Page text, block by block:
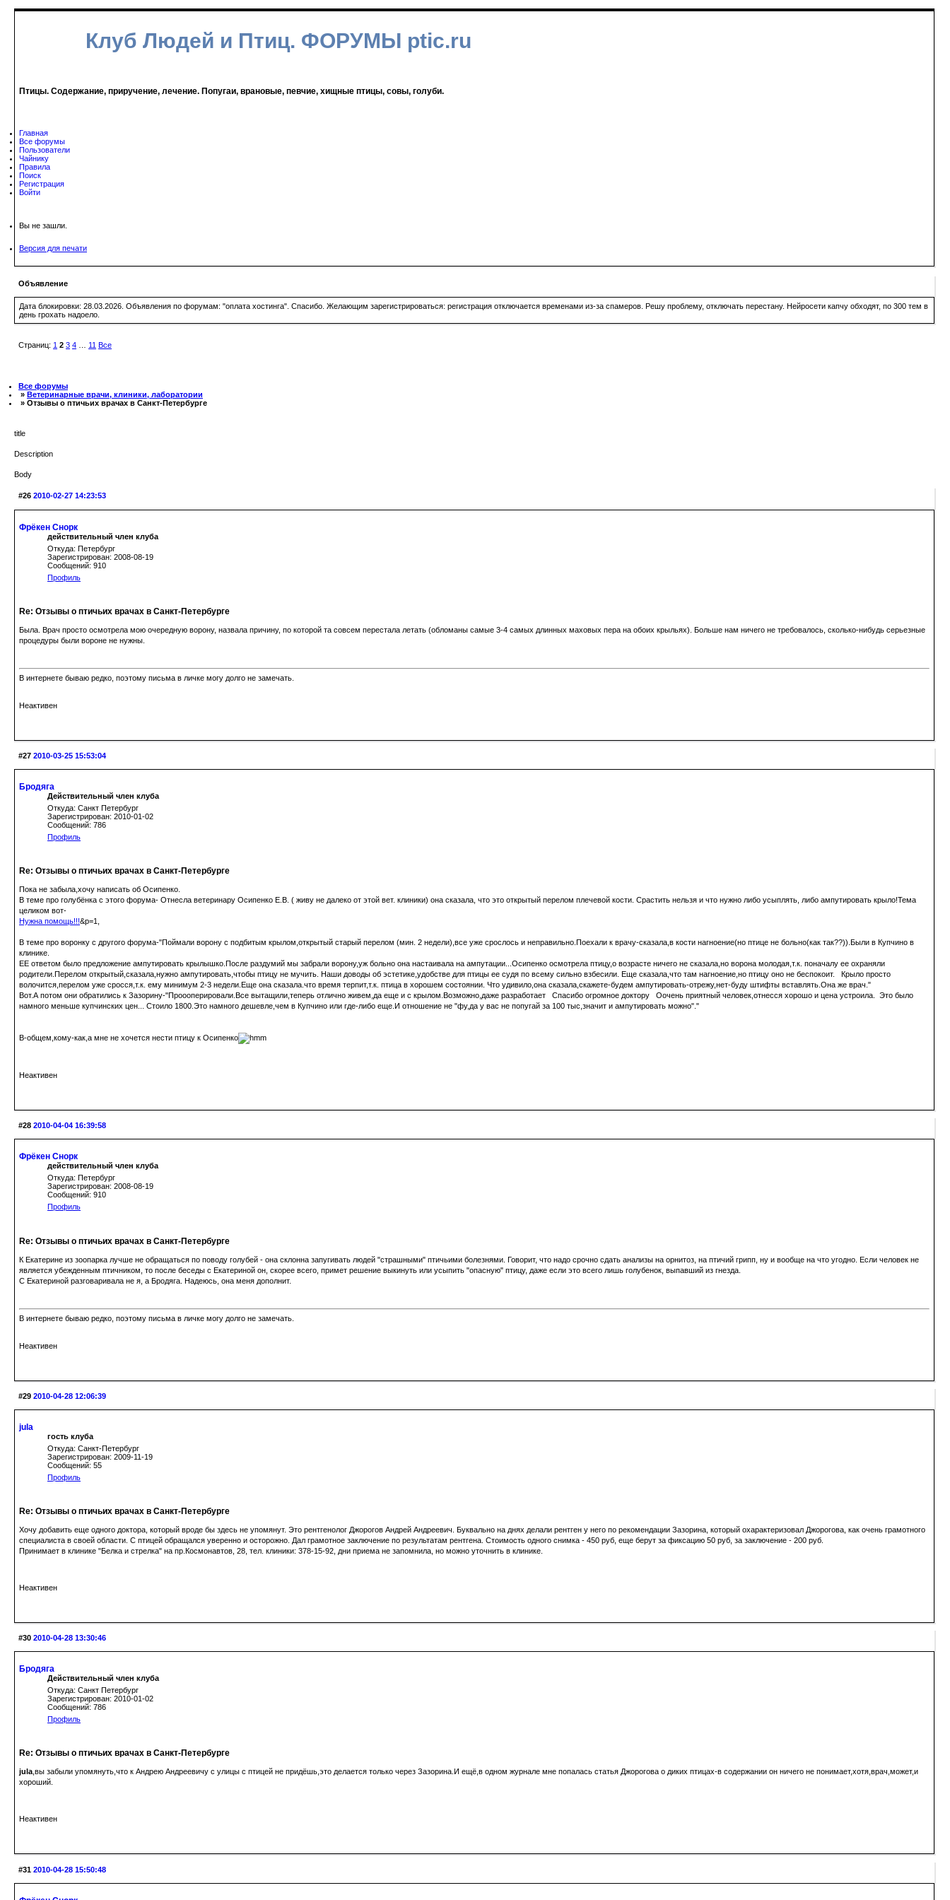
Клуб Людей и Птиц. ФОРУМЫ ptic.ru
Птицы. Содержание, приручение, лечение. Попугаи, врановые, певчие, хищные птицы, совы, голуби.
Главная
Все форумы
Пользователи
Чайнику
Правила
Поиск
Регистрация
Войти
Вы не зашли.
Версия для печати
Объявление
Дата блокировки: 28.03.2026. Объявления по форумам: "оплата хостинга". Спасибо. Желающим зарегистрироваться: регистрация отключается временами из-за спамеров. Решу проблему, отключать перестану. Нейросети капчу обходят, по 300 тем в
день грохать надоело.
Страниц: 1 2 3 4 … 11 Все
Все форумы
» Ветеринарные врачи, клиники, лаборатории
» Отзывы о птичьих врачах в Санкт-Петербурге
title
Description
Body
#26 2010-02-27 14:23:53
Фрёкен Снорк
действительный член клуба
Откуда: Петербург
Зарегистрирован: 2008-08-19
Сообщений: 910
Профиль
Re: Отзывы о птичьих врачах в Санкт-Петербурге
Была. Врач просто осмотрела мою очередную ворону, назвала причину, по которой та совсем перестала летать (обломаны самые 3-4 самых длинных маховых пера на обоих крыльях). Больше нам ничего не требовалось, сколько-нибудь серьезные
процедуры были вороне не нужны.
В интернете бываю редко, поэтому письма в личке могу долго не замечать.
Неактивен
#27 2010-03-25 15:53:04
Бродяга
Действительный член клуба
Откуда: Санкт Петербург
Зарегистрирован: 2010-01-02
Сообщений: 786
Профиль
Re: Отзывы о птичьих врачах в Санкт-Петербурге
Пока не забыла,хочу написать об Осипенко.
В теме про голубёнка с этого форума- Отнесла ветеринару Осипенко Е.В. ( живу не далеко от этой вет. клиники) она сказала, что это открытый перелом плечевой кости. Срастить нельзя и что нужно либо усыплять, либо ампутировать крыло!Тема
целиком вот-
Нужна помощь!!!&p=1,
В теме про воронку с другого форума-"Поймали ворону с подбитым крылом,открытый старый перелом (мин. 2 недели),все уже срослось и неправильно.Поехали к врачу-сказала,в кости нагноение(но птице не больно(как так??)).Были в Купчино в
клинике.
ЕЕ ответом было предложение ампутировать крылышко.После раздумий мы забрали ворону,уж больно она настаивала на ампутации...Осипенко осмотрела птицу,о возрасте ничего не сказала,но ворона молодая,т.к. поначалу ее охраняли
родители.Перелом открытый,сказала,нужно ампутировать,чтобы птицу не мучить. Наши доводы об эстетике,удобстве для птицы ее судя по всему сильно взбесили. Еще сказала,что там нагноение,но птицу оно не беспокоит. Крыло просто
волочится,перелом уже сросся,т.к. ему минимум 2-3 недели.Еще она сказала.что время терпит,т.к. птица в хорошем состоянии. Что удивило,она сказала,скажете-будем ампутировать-отрежу,нет-буду штифты вставлять.Она же врач."
Вот.А потом они обратились к Зазорину-"Проооперировали.Все вытащили,теперь отлично живем,да еще и с крылом.Возможно,даже разработает Спасибо огромное доктору Оочень приятный человек,отнесся хорошо и цена устроила. Это было
намного меньше купчинских цен... Стоило 1800.Это намного дешевле,чем в Купчино или где-либо еще.И отношение не "фу,да у вас не попугай за 100 тыс,значит и ампутировать можно"."
В-общем,кому-как,а мне не хочется нести птицу к Осипенко
Неактивен
#28 2010-04-04 16:39:58
Фрёкен Снорк
действительный член клуба
Откуда: Петербург
Зарегистрирован: 2008-08-19
Сообщений: 910
Профиль
Re: Отзывы о птичьих врачах в Санкт-Петербурге
К Екатерине из зоопарка лучше не обращаться по поводу голубей - она склонна запугивать людей "страшными" птичьими болезнями. Говорит, что надо срочно сдать анализы на орнитоз, на птичий грипп, ну и вообще на что угодно. Если человек не
является убежденным птичником, то после беседы с Екатериной он, скорее всего, примет решение выкинуть или усыпить "опасную" птицу, даже если это всего лишь голубенок, выпавший из гнезда.
С Екатериной разговаривала не я, а Бродяга. Надеюсь, она меня дополнит.
В интернете бываю редко, поэтому письма в личке могу долго не замечать.
Неактивен
#29 2010-04-28 12:06:39
jula
гость клуба
Откуда: Санкт-Петербург
Зарегистрирован: 2009-11-19
Сообщений: 55
Профиль
Re: Отзывы о птичьих врачах в Санкт-Петербурге
Хочу добавить еще одного доктора, который вроде бы здесь не упомянут. Это рентгенолог Джорогов Андрей Андреевич. Буквально на днях делали рентген у него по рекомендации Зазорина, который охарактеризовал Джорогова, как очень грамотного
специалиста в своей области. С птицей обращался уверенно и осторожно. Дал грамотное заключение по результатам рентгена. Стоимость одного снимка - 450 руб, еще берут за фиксацию 50 руб, за заключение - 200 руб.
Принимает в клинике "Белка и стрелка" на пр.Космонавтов, 28, тел. клиники: 378-15-92, дни приема не запомнила, но можно уточнить в клинике.
Неактивен
#30 2010-04-28 13:30:46
Бродяга
Действительный член клуба
Откуда: Санкт Петербург
Зарегистрирован: 2010-01-02
Сообщений: 786
Профиль
Re: Отзывы о птичьих врачах в Санкт-Петербурге
jula,вы забыли упомянуть,что к Андрею Андреевичу с улицы с птицей не придёшь,это делается только через Зазорина.И ещё,в одном журнале мне попалась статья Джорогова о диких птицах-в содержании он ничего не понимает,хотя,врач,может,и
хороший.
Неактивен
#31 2010-04-28 15:50:48